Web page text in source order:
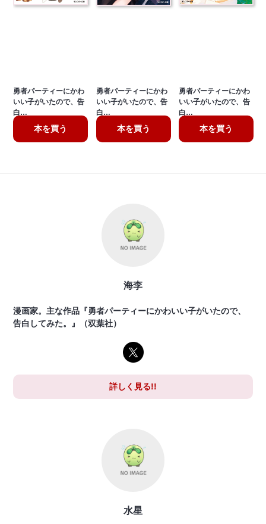
勇者パーティーにかわ
いい子がいたので、告
白…
本を買う
勇者パーティーにかわ
いい子がいたので、告
白…
本を買う
勇者パーティーにかわ
いい子がいたので、告
白…
本を買う
海李
漫画家。主な作品『勇者パーティーにかわいい子がいたので、
告白してみた。』（双葉社）
詳しく見る!!
水星